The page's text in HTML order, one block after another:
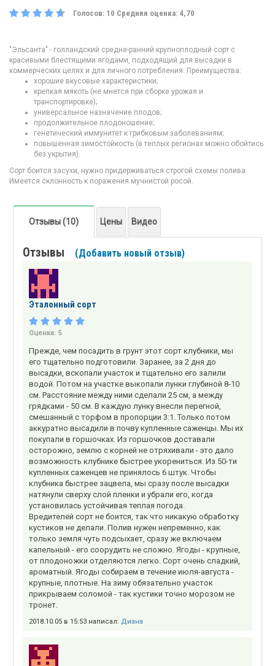
Голосов: 10 Средняя оценка: 4,70
"Эльсанта" - голландский средне-ранний крупноплодный сорт с
красивыми блестящими ягодами, подходящий для высадки в
коммерческих целях и для личного потребления. Преимущества:
хорошие вкусовые характеристики;
крепкая мякоть (не мнется при сборке урожая и
транспортировке);
универсальное назначение плодов;
продолжительное плодоношение;
генетический иммунитет к грибковым заболеваниям;
повышенная зимостойкость (в теплых регионах можно обойтись
без укрытия).
Сорт боится засухи, нужно придерживаться строгой схемы полива.
Имеется склонность к поражения мучнистой росой.
Отзывы (10) Цены Видео
Отзывы (Добавить новый отзыв)
Эталонный сорт
Оценка: 5
Прежде, чем посадить в грунт этот сорт клубники, мы
его тщательно подготовили. Заранее, за 2 дня до
высадки, вскопали участок и тщательно его залили
водой. Потом на участке выкопали лунки глубиной 8-10
см. Расстояние между ними сделали 25 см, а между
грядками - 50 см. В каждую лунку внесли перегной,
смешанный с торфом в пропорции 3:1. Только потом
аккуратно высадили в почву купленные саженцы. Мы их
покупали в горшочках. Из горшочков доставали
осторожно, землю с корней не отряхивали - это дало
возможность клубнике быстрее укорениться. Из 50-ти
купленных саженцев не принялось 6 штук. Чтобы
клубника быстрее зацвела, мы сразу после высадки
натянули сверху слой пленки и убрали его, когда
установилась устойчивая теплая погода.
Вредителей сорт не боится, так что никакую обработку
кустиков не делали. Полив нужен непременно, как
только земля чуть подсыхает, сразу же включаем
капельный - его соорудить не сложно. Ягоды - крупные,
от плодоножки отделяются легко. Сорт очень сладкий,
ароматный. Ягоды собираем в течение июля-августа -
крупные, плотные. На зиму обязательно участок
прикрываем соломой - так кустики точно морозом не
тронет.
2018.10.05 в 15:53 написал: Диана